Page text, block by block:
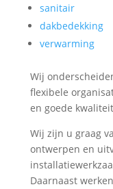
sanitair
dakbedekking
verwarming
Wij
flexibele
en goede
Wij zijn u graag
ontwerpen en
Daarnaast